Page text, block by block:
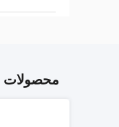
محصولات